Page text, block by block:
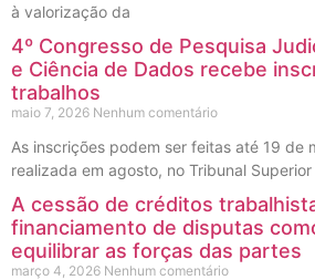
à valorização da
4º Congresso de Pesquisa
e Ciência de Dados recebe
trabalhos
maio 7, 2026 Nenhum comentário
As inscrições podem ser feitas até 19 de
realizada em agosto, no Tribunal
A cessão de créditos
financiamento de disputas
equilibrar as forças das partes
março 4, 2026 Nenhum comentário